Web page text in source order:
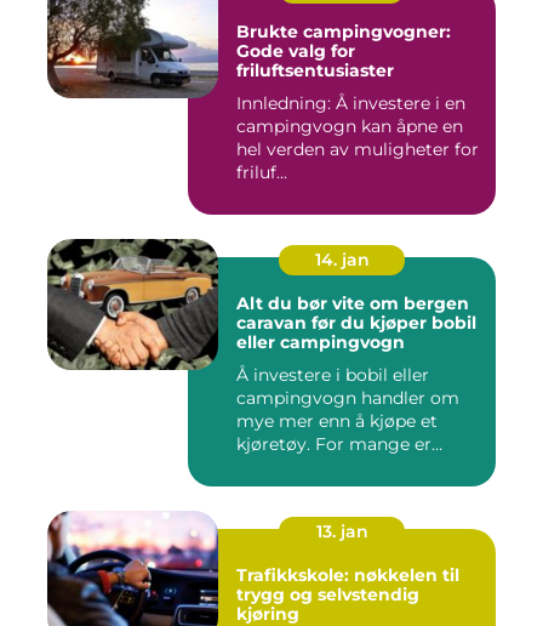
Brukte campingvogner:
Gode valg for
friluftsentusiaster
Innledning: Å investere i en
campingvogn kan åpne en
hel verden av muligheter for
friluf...
14. jan
Alt du bør vite om bergen
caravan før du kjøper bobil
eller campingvogn
Å investere i bobil eller
campingvogn handler om
mye mer enn å kjøpe et
kjøretøy. For mange er
13. jan
Trafikkskole: nøkkelen til
trygg og selvstendig
kjøring